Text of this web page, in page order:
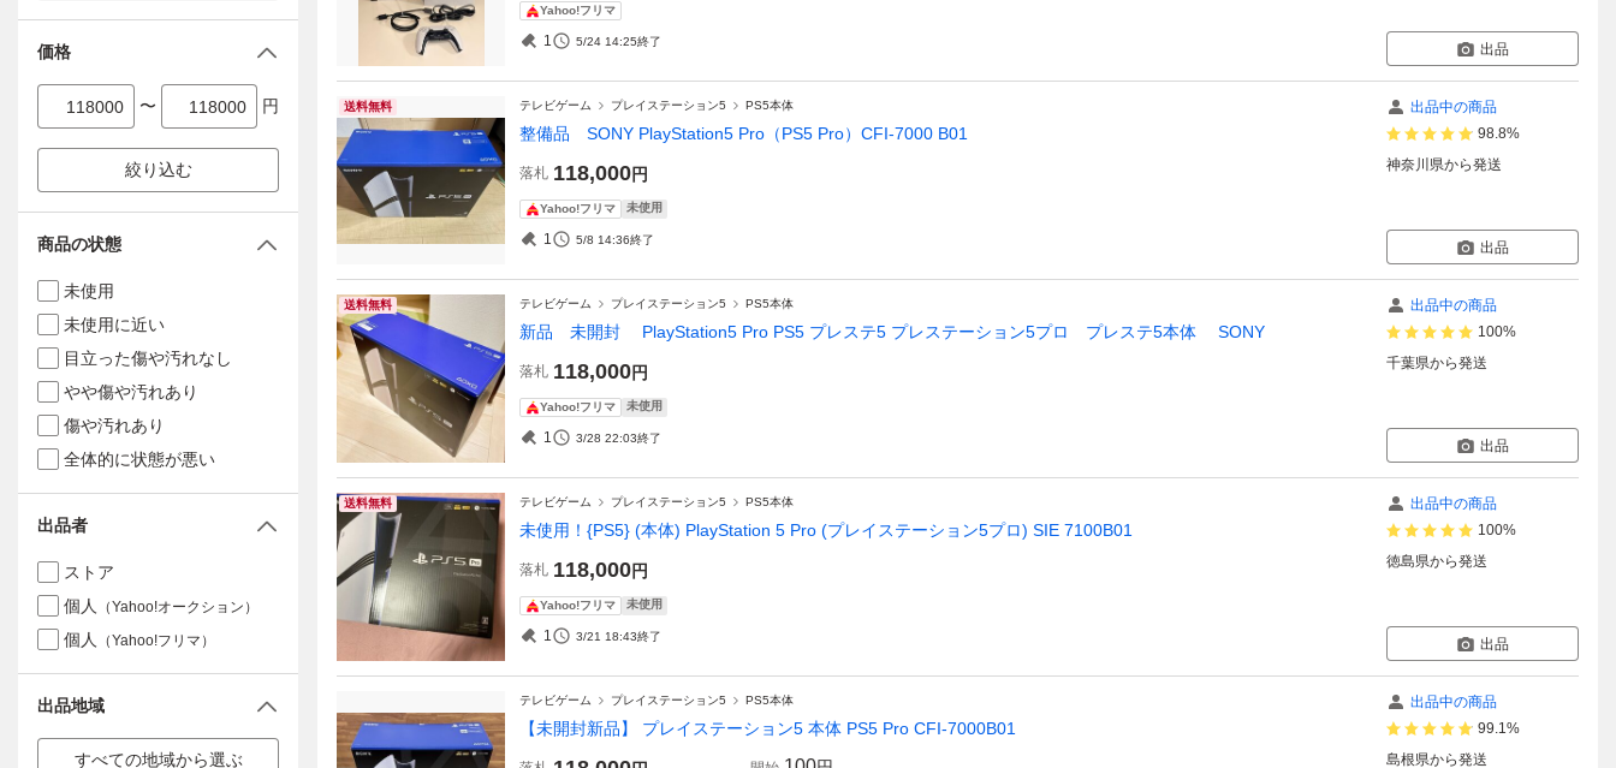
Yahoo!フリマ
1 5/24 14:25終了 出品
送料無料 テレビゲーム プレイステーション5 PS5本体
整備品 SONY PlayStation5 Pro（PS5 Pro）CFI-7000 B01
落札 118,000円
Yahoo!フリマ 未使用
1 5/8 14:36終了
出品中の商品
98.8%
神奈川県から発送
出品
送料無料 テレビゲーム プレイステーション5 PS5本体
新品 未開封 PlayStation5 Pro PS5 プレステ5 プレステーション5プロ プレステ5本体 SONY
落札 118,000円
Yahoo!フリマ 未使用
1 3/28 22:03終了
出品中の商品
100%
千葉県から発送
出品
送料無料 テレビゲーム プレイステーション5 PS5本体
未使用！{PS5} (本体) PlayStation 5 Pro (プレイステーション5プロ) SIE 7100B01
落札 118,000円
Yahoo!フリマ 未使用
1 3/21 18:43終了
出品中の商品
100%
徳島県から発送
出品
テレビゲーム プレイステーション5 PS5本体
【未開封新品】 プレイステーション5 本体 PS5 Pro CFI-7000B01
出品中の商品
99.1%
島根県から発送
価格
〜 円
絞り込む
商品の状態
未使用
未使用に近い
目立った傷や汚れなし
やや傷や汚れあり
傷や汚れあり
全体的に状態が悪い
出品者
ストア
個人
（Yahoo!オークション）
個人 （Yahoo!フリマ）
出品地域
すべての地域から選ぶ